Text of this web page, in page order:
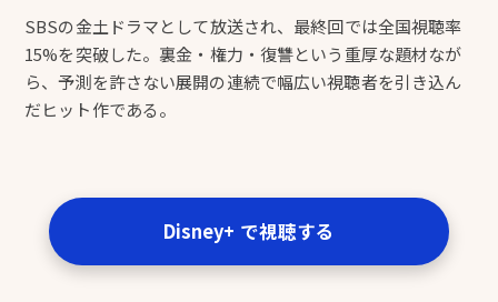
SBSの金土ドラマとして放送され、最終回では全国視聴率
15%を突破した。裏金・権力・復讐という重厚な題材なが
ら、予測を許さない展開の連続で幅広い視聴者を引き込ん
だヒット作である。
Disney+ で視聴する